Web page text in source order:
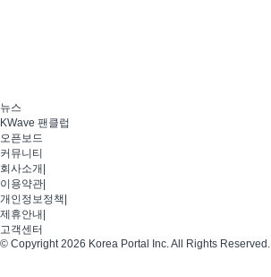
뉴스
KWave 팬클럽
오픈보드
커뮤니티
회사소개
이용약관
개인정보정책
제휴안내
고객센터
© Copyright 2026 Korea Portal Inc. All Rights Reserved.